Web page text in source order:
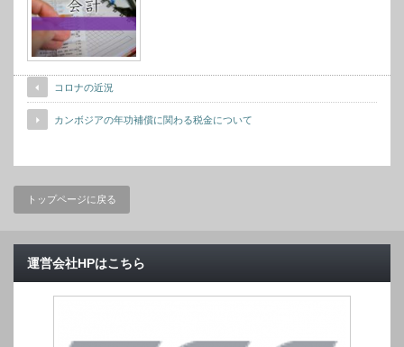
コロナの近況
カンボジアの年功補償に関わる税金について
トップページに戻る
運営会社HPはこちら